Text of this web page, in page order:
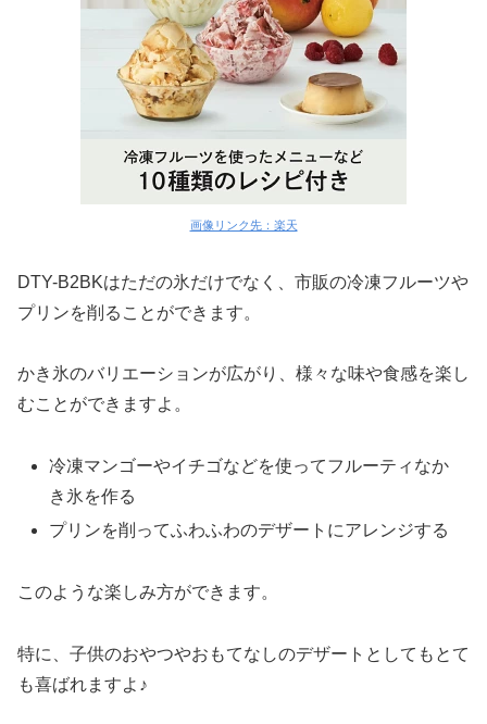
画像リンク先：楽天
DTY-B2BKはただの氷だけでなく、市販の冷凍フルーツや
プリンを削ることができます。
かき氷のバリエーションが広がり、様々な味や食感を楽し
むことができますよ。
冷凍マンゴーやイチゴなどを使ってフルーティなか
き氷を作る
プリンを削ってふわふわのデザートにアレンジする
このような楽しみ方ができます。
特に、子供のおやつやおもてなしのデザートとしてもとて
も喜ばれますよ♪